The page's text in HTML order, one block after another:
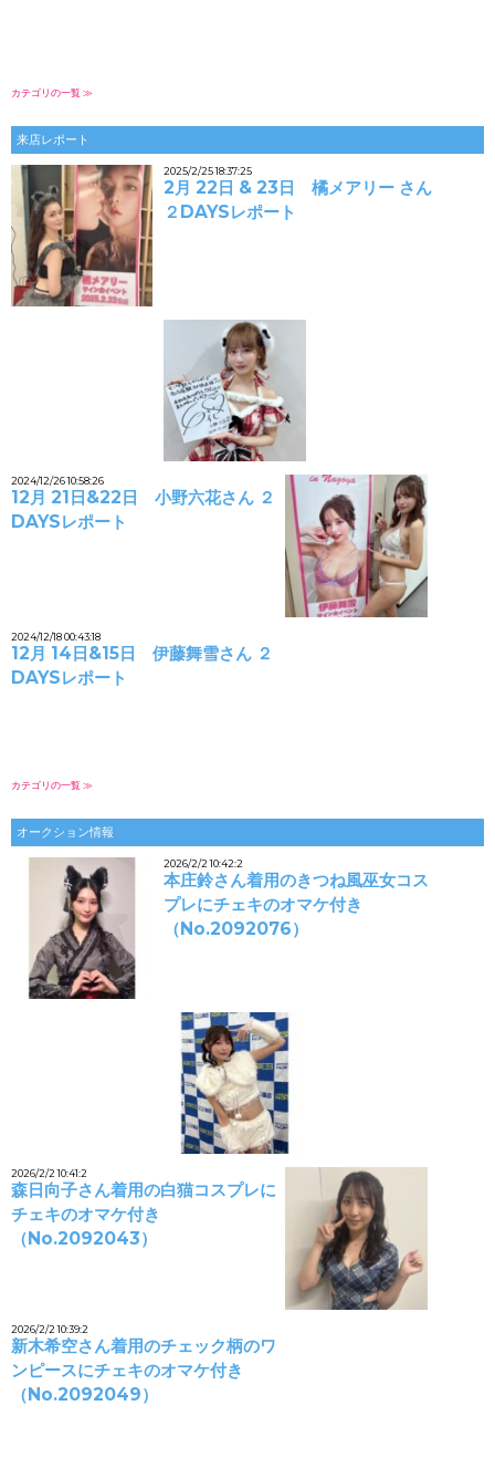
カテゴリの一覧 ≫
来店レポート
2025/2/25 18:37:25
2月 22日 & 23日 橘メアリー さん
２DAYSレポート
2024/12/26 10:58:26
12月 21日&22日 小野六花さん ２
DAYSレポート
2024/12/18 00:43:18
12月 14日&15日 伊藤舞雪さん ２
DAYSレポート
カテゴリの一覧 ≫
オークション情報
2026/2/2 10:42:2
本庄鈴さん着用のきつね風巫女コス
プレにチェキのオマケ付き
（No.2092076）
2026/2/2 10:41:2
森日向子さん着用の白猫コスプレに
チェキのオマケ付き
（No.2092043）
2026/2/2 10:39:2
新木希空さん着用のチェック柄のワ
ンピースにチェキのオマケ付き
（No.2092049）